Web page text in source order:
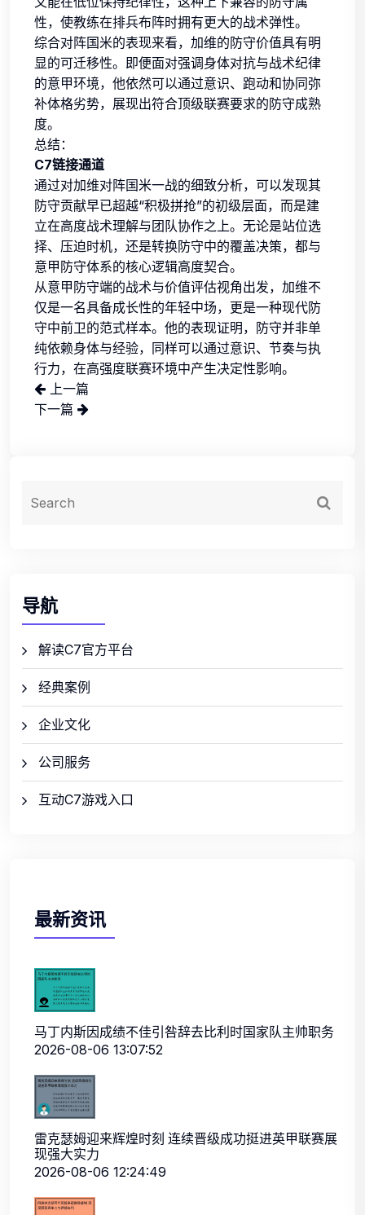
性，使教练在排兵布阵时拥有更大的战术弹性。
综合对阵国米的表现来看，加维的防守价值具有明
显的可迁移性。即便面对强调身体对抗与战术纪律
的意甲环境，他依然可以通过意识、跑动和协同弥
补体格劣势，展现出符合顶级联赛要求的防守成熟
度。
总结：
C7链接通道
通过对加维对阵国米一战的细致分析，可以发现其
防守贡献早已超越“积极拼抢”的初级层面，而是建
立在高度战术理解与团队协作之上。无论是站位选
择、压迫时机，还是转换防守中的覆盖决策，都与
意甲防守体系的核心逻辑高度契合。
从意甲防守端的战术与价值评估视角出发，加维不
仅是一名具备成长性的年轻中场，更是一种现代防
守中前卫的范式样本。他的表现证明，防守并非单
纯依赖身体与经验，同样可以通过意识、节奏与执
行力，在高强度联赛环境中产生决定性影响。
上一篇
下一篇
导航
解读C7官方平台
经典案例
企业文化
公司服务
互动C7游戏入口
最新资讯
马丁内斯因成绩不佳引咎辞去比利时国家队主帅职务
2026-08-06 13:07:52
雷克瑟姆迎来辉煌时刻 连续晋级成功挺进英甲联赛展
现强大实力
2026-08-06 12:24:49